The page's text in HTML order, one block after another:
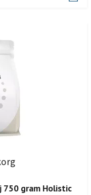
750 gram Holistic